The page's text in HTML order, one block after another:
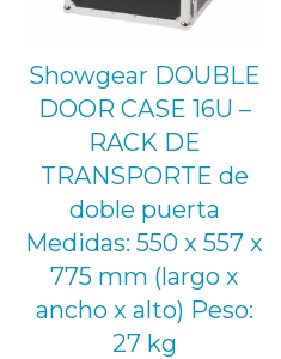
Showgear DOUBLE
DOOR CASE 16U –
RACK DE
TRANSPORTE de
doble puerta
Medidas: 550 x 557 x
775 mm (largo x
ancho x alto) Peso:
27 kg